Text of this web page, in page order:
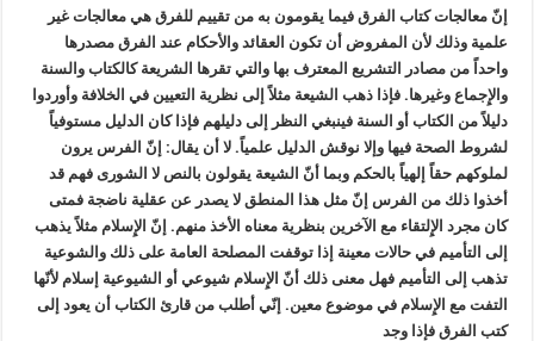
إنّ معالجات كتاب الفرق فيما يقومون به من تقييم للفرق هي معالجات غير
علمية وذلك لأن المفروض أن تكون العقائد والأحكام عند الفرق مصدرها
واحداً من مصادر التشريع المعترف بها والتي تقرها الشريعة كالكتاب والسنة
والإِجماع وغيرها. فإذا ذهب الشيعة مثلاً إلى نظرية التعيين في الخلافة وأوردوا
دليلاً من الكتاب أو السنة فينبغي النظر إلى دليلهم فإذا كان الدليل مستوفياً
لشروط الصحة فيها وإلا نوقش الدليل علمياً. لا أن يقال: إنّ الفرس يرون
لملوكهم حقاً إلهياً بالحكم وبما أنّ الشيعة يقولون بالنص لا الشورى فهم قد
أخذوا ذلك من الفرس إنّ مثل هذا المنطق لا يصدر عن عقلية ناضجة فمتى
كان مجرد الإِلتقاء مع الآخرين بنظرية معناه الأخذ منهم. إنّ الإِسلام مثلاً يذهب
إلى التأميم في حالات معينة إذا توقفت المصلحة العامة على ذلك والشوعية
تذهب إلى التأميم فهل معنى ذلك أنّ الإِسلام شيوعي أو الشيوعية إسلام لأنّها
التفت مع الإِسلام في موضوع معين. إنّي أطلب من قارئ الكتاب أن يعود إلى
كتب الفرق فإذا وجد